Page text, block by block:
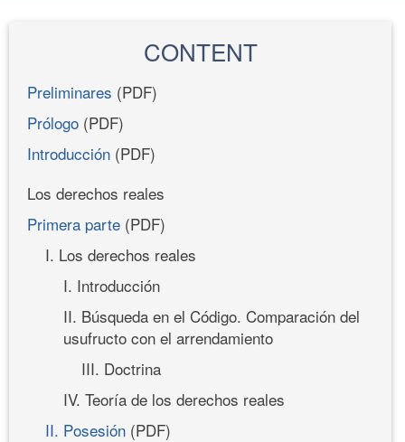
CONTENT
Preliminares (PDF)
Prólogo (PDF)
Introducción (PDF)
Los derechos reales
Primera parte (PDF)
I. Los derechos reales
I. Introducción
II. Búsqueda en el Código. Comparación del
usufructo con el arrendamiento
III. Doctrina
IV. Teoría de los derechos reales
II. Posesión (PDF)